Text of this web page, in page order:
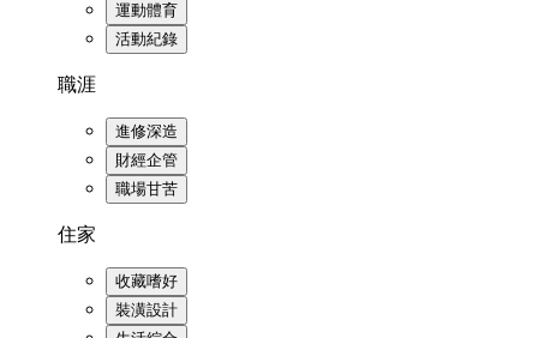
運動體育
活動紀錄
職涯
進修深造
財經企管
職場甘苦
住家
收藏嗜好
裝潢設計